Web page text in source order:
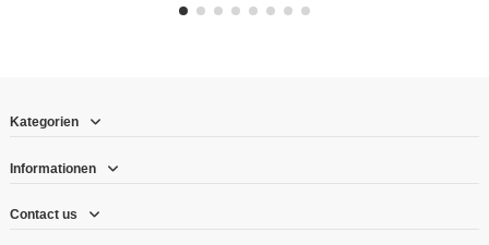
Kategorien
Informationen
Contact us